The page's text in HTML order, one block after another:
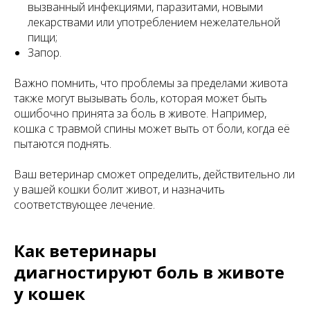
вызванный инфекциями, паразитами, новыми
лекарствами или употреблением нежелательной
пищи;
Запор.
Важно помнить, что проблемы за пределами живота
также могут вызывать боль, которая может быть
ошибочно принята за боль в животе. Например,
кошка с травмой спины может выть от боли, когда её
пытаются поднять.
Ваш ветеринар сможет определить, действительно ли
у вашей кошки болит живот, и назначить
соответствующее лечение.
Как ветеринары
диагностируют боль в животе
у кошек